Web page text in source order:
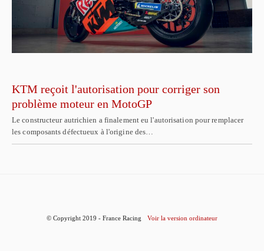
KTM reçoit l'autorisation pour corriger son
problème moteur en MotoGP
Le constructeur autrichien a finalement eu l'autorisation pour remplacer
les composants défectueux à l'origine des…
© Copyright 2019 - France Racing Voir la version ordinateur